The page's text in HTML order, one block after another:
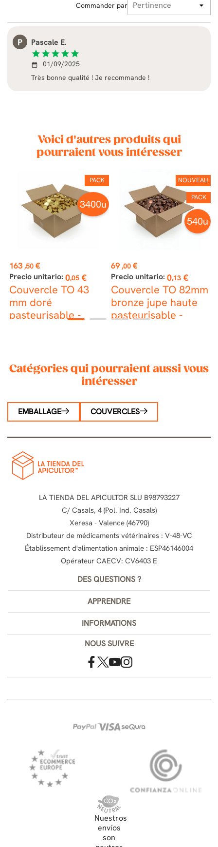
Commander par
P Pascale E.
star star star star star
date_range
01/09/2025
Très bonne qualité ! Je recommande !
Voici d'autres produits qui
pourraient vous intéresser
PACK
3400u
Prix
163 ,50 €
Precio unitario: 0,05 €
Couvercle TO 43
mm doré
pasteurisable -
NOUVEAU
PACK
540u
Prix
69 ,00 €
Precio unitario: 0,13 €
Couvercle TO 82mm
bronze jupe haute
pasteurisable -
1 2 3 4
Catégories qui pourraient aussi vous
intéresser
EMBALLAGE COUVERCLES
LA TIENDA DEL APICULTOR SLU B98793227
C/ Casals, 4 (Pol. Ind. Casals)
Xeresa - Valence (46790)
Distributeur de médicaments vétérinaires : V-48-VC
Établissement d'alimentation animale : ESP46146004
Opérateur CAECV: CV6403 E
DES QUESTIONS ?
APPRENDRE
INFORMATIONS
NOUS SUIVRE
Nuestros
envíos
son